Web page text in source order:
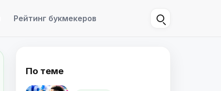
Рейтинг букмекеров
По теме